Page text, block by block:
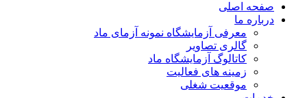
صفحه اصلی
درباره ما
معرفی آزمایشگاه نمونه آزمای ماد
گالری تصاویر
کاتالوگ آزمایشگاه ماد
زمینه های فعالیت
موقعیت شغلی